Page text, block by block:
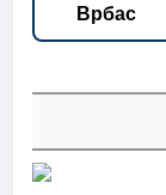
Врбас